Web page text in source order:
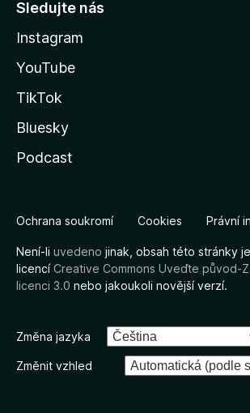
Sledujte nás
Instagram
YouTube
TikTok
Bluesky
Podcast
Ochrana soukromí Cookies Právní
Není-li uvedeno jinak, obsah této stránky
licencíCreative Commons Uveďte původ-
licenci 3.0 nebo jakoukoli novější verzí.
Změna jazyka
Změnit vzhled